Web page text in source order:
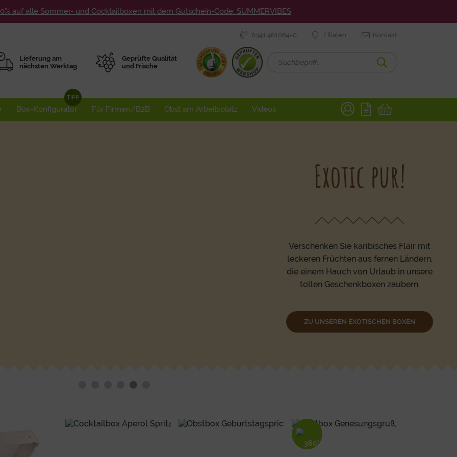
auf alle Sommer- und Cocktailboxen mit dem Gutschein-Code: SUMMERVIBES
0341 461064-0 Filialen Kontakt
Lieferung am
nächsten Werktag
Geprüfte Qualität
und Frische
Box-Konfigurator Für Firmen/B2B Obst am Arbeitsplatz Videos
Exotic pur!
Verschenken Sie karibisches Flair mit
leckeren Früchten aus fernen Ländern,
die einem Hauch von Urlaub in unsere
tollen Geschenkboxen zaubern.
ZU UNSEREN EXOTISCHEN BOXEN